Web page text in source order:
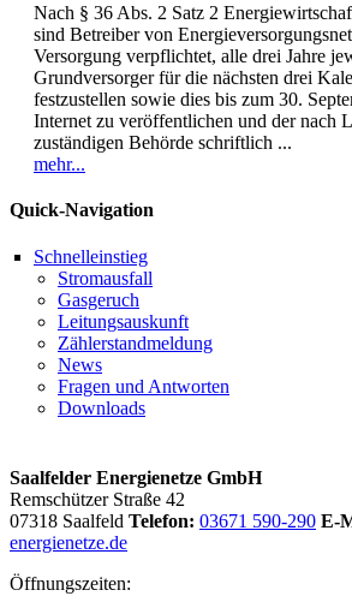
Nach § 36 Abs. 2 Satz 2
sind Betreiber von
Versorgung verpflichtet, alle drei Jahre
Grundversorger für die nächsten drei
festzustellen sowie dies bis zum 30.
Internet zu veröffentlichen und der nach
zuständigen Behörde schriftlich ...
mehr...
Quick-Navigation
Schnelleinstieg
Stromausfall
Gasgeruch
Leitungsauskunft
Zählerstandmeldung
News
Fragen und Antworten
Downloads
Saalfelder Energienetze GmbH
Remschützer Straße 42
07318 Saalfeld Telefon: 03671 590-290 E-
energienetze.de
Öffnungszeiten: